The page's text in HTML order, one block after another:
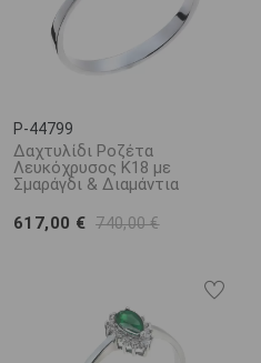
P-44799
Δαχτυλίδι Ροζέτα
Λευκόχρυσος Κ18 με
Σμαράγδι & Διαμάντια
617,00 € 740,00 €